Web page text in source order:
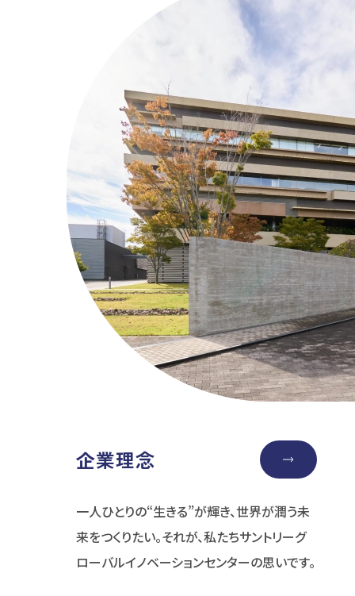
企業理念
一人ひとりの“生きる”が輝き、世界が潤う未
来をつくりたい。それが、私たちサントリーグ
ローバルイノベーションセンターの思いです。